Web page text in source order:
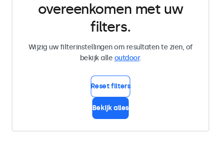
overeenkomen met uw
filters.
Wijzig uw filterinstellingen om resultaten te zien, of
bekijk alle outdoor.
Reset filters
Bekijk alles